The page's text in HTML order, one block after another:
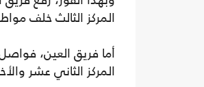
المركز الثالث خلف
أما فريق العين، فواصل
المركز الثاني عشر